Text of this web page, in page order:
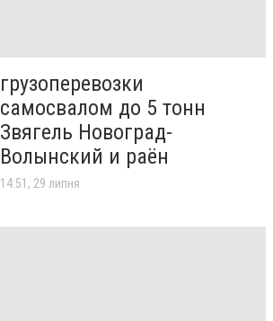
грузоперевозки
самосвалом до 5 тонн
Звягель Новоград-
Волынский и раён
14:51, 29 липня